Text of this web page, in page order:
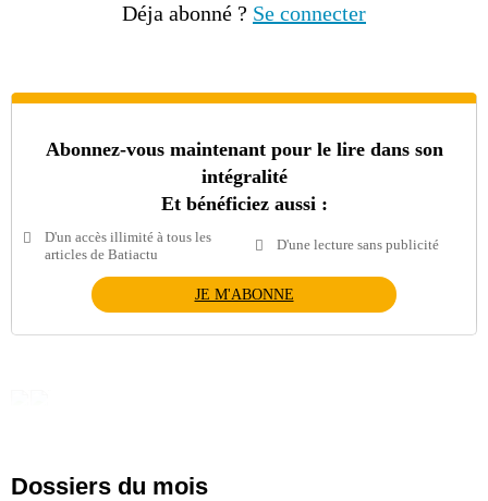
Déja abonné ? Se connecter
Abonnez-vous maintenant pour le lire dans son
intégralité
Et bénéficiez aussi :
D'un accès illimité à tous les
articles de Batiactu
D'une lecture sans publicité
JE M'ABONNE
Dossiers du mois